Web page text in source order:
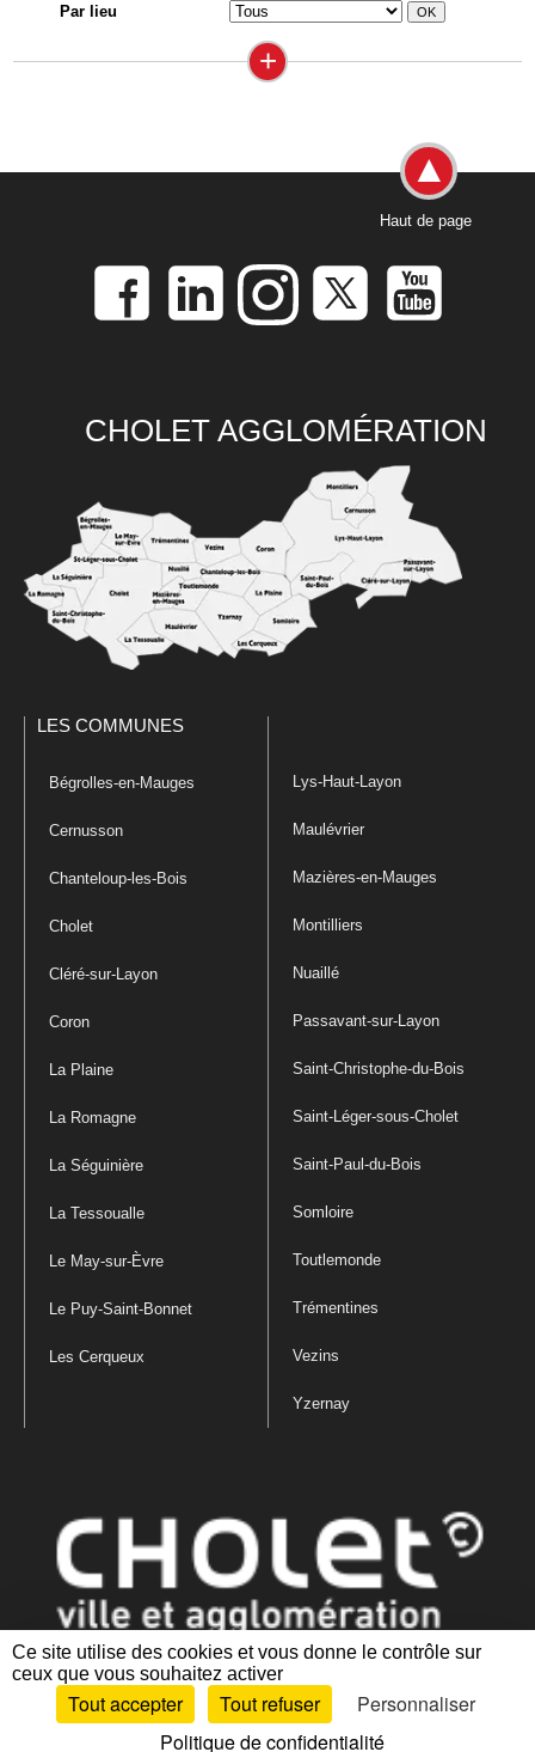
Ce site utilise des cookies et vous donne le contrôle sur
ceux que vous souhaitez activer
Tout accepter Tout refuser
Personnaliser
Politique de confidentialité
Par lieu
+
Haut de page
CHOLET AGGLOMÉRATION
LES COMMUNES
Bégrolles-en-Mauges
Cernusson
Chanteloup-les-Bois
Cholet
Cléré-sur-Layon
Coron
La Plaine
La Romagne
La Séguinière
La Tessoualle
Le May-sur-Èvre
Le Puy-Saint-Bonnet
Les Cerqueux
Lys-Haut-Layon
Maulévrier
Mazières-en-Mauges
Montilliers
Nuaillé
Passavant-sur-Layon
Saint-Christophe-du-Bois
Saint-Léger-sous-Cholet
Saint-Paul-du-Bois
Somloire
Toutlemonde
Trémentines
Vezins
Yzernay
Mentions légales|Politique de confidentialité
des cookies |Plan du site Accessibilité : partiellement conforme